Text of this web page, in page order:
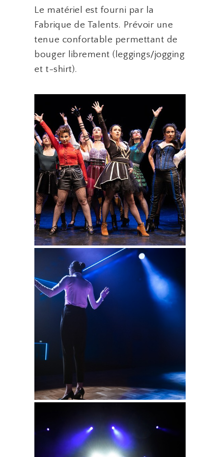
Le matériel est fourni par la
Fabrique de Talents. Prévoir une
tenue confortable permettant de
bouger librement (leggings/jogging
et t-shirt).